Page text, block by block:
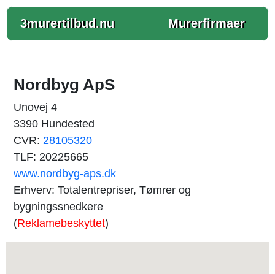
3murertilbud.nu Murerfirmaer
Nordbyg ApS
Unovej 4
3390 Hundested
CVR: 28105320
TLF: 20225665
www.nordbyg-aps.dk
Erhverv: Totalentrepriser, Tømrer og
bygningssnedkere
(Reklamebeskyttet)